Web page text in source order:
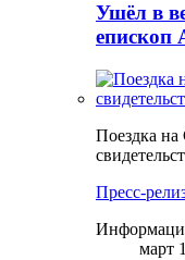
Ушёл в
епископ
Поездка на
Пресс-
март